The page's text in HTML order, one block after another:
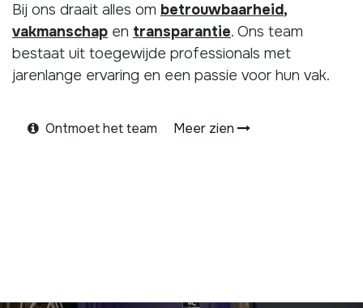
Bij ons draait alles om betrouwbaarheid,
vakmanschap en transparantie. Ons team
bestaat uit toegewijde professionals met
jarenlange ervaring en een passie voor hun vak.
Ontmoet het team Meer zien